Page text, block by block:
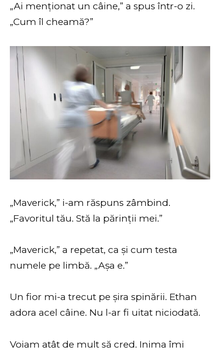
„Ai menționat un câine,” a spus într-o zi.
„Cum îl cheamă?”
„Maverick,” i-am răspuns zâmbind.
„Favoritul tău. Stă la părinții mei.”
„Maverick,” a repetat, ca și cum testa
numele pe limbă. „Așa e.”
Un fior mi-a trecut pe șira spinării. Ethan
adora acel câine. Nu l-ar fi uitat niciodată.
Voiam atât de mult să cred. Inima îmi